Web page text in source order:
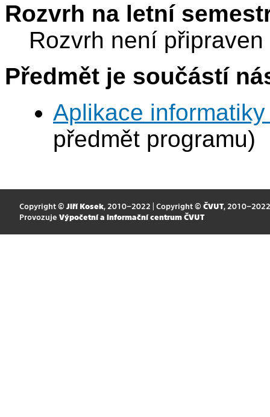
Rozvrh na letní
Rozvrh není připraven
Předmět je součástí
Aplikace
předmět programu)
Copyright © Jiří Kosek, 2010–2022 | Copyright © ČVUT, 2010–2022
Provozuje Výpočetní a informační centrum ČVUT